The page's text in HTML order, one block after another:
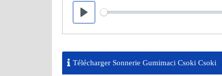
Play
Seek
Télécharger Sonnerie Gumimaci Csoki Csoki